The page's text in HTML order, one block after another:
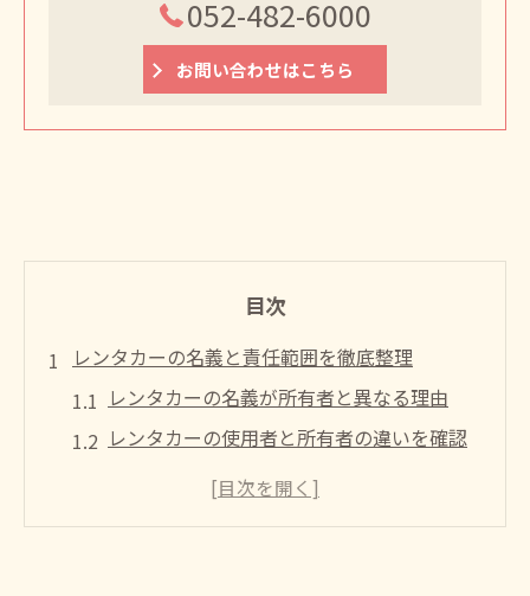
052-482-6000
お問い合わせはこちら
目次
レンタカーの名義と責任範囲を徹底整理
レンタカーの名義が所有者と異なる理由
レンタカーの使用者と所有者の違いを確認
名義手続きで押さえるべきレンタカーの注